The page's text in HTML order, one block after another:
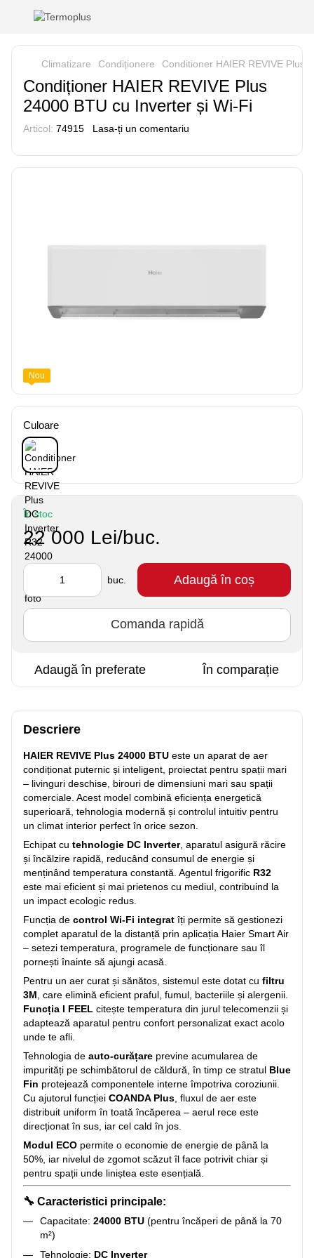
Climatizare Condiționere Conditioner HAIER REVIVE Plus
Condiționer HAIER REVIVE Plus
24000 BTU cu Inverter și Wi-Fi
Articol: 74915 Lasa-ți un comentariu
Nou
Culoare
În stoc
22 000 Lei/buc.
buc. Adaugă în coș
Comanda rapidă
Adaugă în preferate În comparație
Descriere
HAIER REVIVE Plus 24000 BTU este un aparat de aer
condiționat puternic și inteligent, proiectat pentru spații mari
– livinguri deschise, birouri de dimensiuni mari sau spații
comerciale. Acest model combină eficiența energetică
superioară, tehnologia modernă și controlul intuitiv pentru
un climat interior perfect în orice sezon.
Echipat cu tehnologie DC Inverter, aparatul asigură răcire
și încălzire rapidă, reducând consumul de energie și
menținând temperatura constantă. Agentul frigorific R32
este mai eficient și mai prietenos cu mediul, contribuind la
un impact ecologic redus.
Funcția de control Wi-Fi integratîți permite să gestionezi
complet aparatul de la distanță prin aplicația Haier Smart Air
– setezi temperatura, programele de funcționare sau îl
pornești înainte să ajungi acasă.
Pentru un aer curat și sănătos, sistemul este dotat cu filtru
3M , care elimină eficient praful, fumul, bacteriile și alergenii.
Funcția I FEEL citește temperatura din jurul telecomenzii și
adaptează aparatul pentru confort personalizat exact acolo
unde te afli.
Tehnologia de auto-curățare previne acumularea de
impurități pe schimbătorul de căldură, în timp ce stratul Blue
Fin protejează componentele interne împotriva coroziunii.
Cu ajutorul funcției COANDA Plus , fluxul de aer este
distribuit uniform în toată încăperea – aerul rece este
direcționat în sus, iar cel cald în jos.
Modul ECO permite o economie de energie de până la
50%, iar nivelul de zgomot scăzut îl face potrivit chiar și
pentru spații unde liniștea este esențială.
🔧 Caracteristici principale:
Capacitate: 24000 BTU (pentru încăperi de până la 70
m²)
Tehnologie: DC Inverter